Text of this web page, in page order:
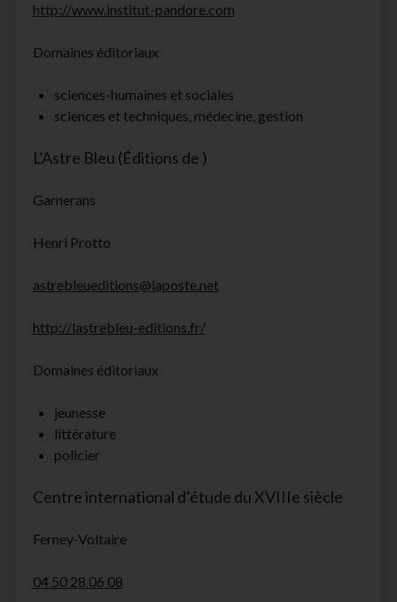
http://www.institut-pandore.com
Domaines éditoriaux
sciences-humaines et sociales
sciences et techniques, médecine, gestion
L’Astre Bleu (Éditions de )
Garnerans
Henri Protto
astrebleueditions@laposte.net
http://lastrebleu-editions.fr/
Domaines éditoriaux
jeunesse
littérature
policier
Centre international d’étude du XVIIIe siècle
Ferney-Voltaire
04 50 28 06 08